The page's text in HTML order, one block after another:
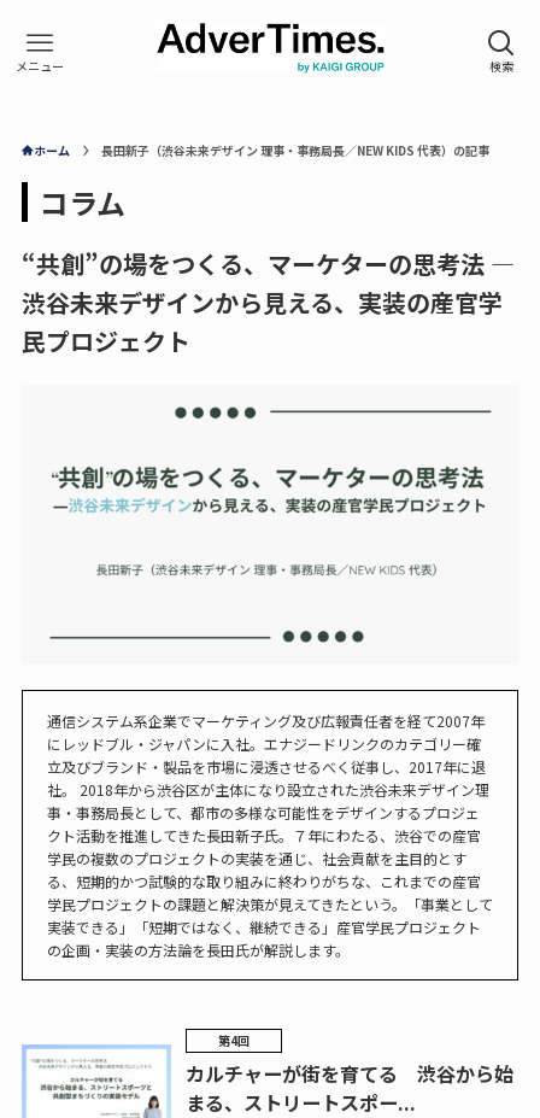
ホーム 長田新子（渋谷未来デザイン 理事・事務局長／NEW KIDS 代表）の記事
コラム
“共創”の場をつくる、マーケターの思考法 ―
渋谷未来デザインから見える、実装の産官学
民プロジェクト
通信システム系企業でマーケティング及び広報責任者を経て2007年
にレッドブル・ジャパンに入社。エナジードリンクのカテゴリー確
立及びブランド・製品を市場に浸透させるべく従事し、2017年に退
社。 2018年から渋谷区が主体になり設立された渋谷未来デザイン理
事・事務局長として、都市の多様な可能性をデザインするプロジェ
クト活動を推進してきた長田新子氏。７年にわたる、渋谷での産官
学民の複数のプロジェクトの実装を通じ、社会貢献を主目的とす
る、短期的かつ試験的な取り組みに終わりがちな、これまでの産官
学民プロジェクトの課題と解決策が見えてきたという。「事業として
実装できる」「短期ではなく、継続できる」産官学民プロジェクト
の企画・実装の方法論を長田氏が解説します。
第4回
カルチャーが街を育てる 渋谷から始
まる、ストリートスポー...